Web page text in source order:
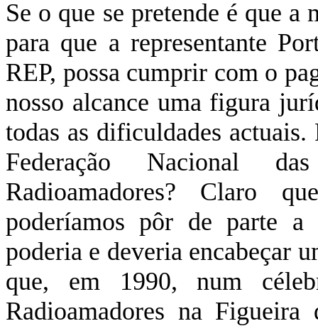
Se o que se pretende é que
para que a representante
REP, possa cumprir com o
nosso alcance uma figura
todas as dificuldades
Federação Nacional
Radioamadores? Claro
poderíamos pôr de parte
poderia e deveria encabeçar
que, em 1990, num
Radioamadores na